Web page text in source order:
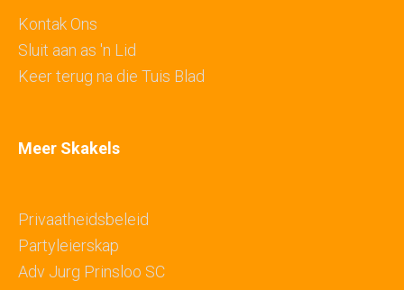
Kontak Ons
Sluit aan as 'n Lid
Keer terug na die Tuis Blad
Meer Skakels
Privaatheidsbeleid
Partyleierskap
Adv Jurg Prinsloo SC